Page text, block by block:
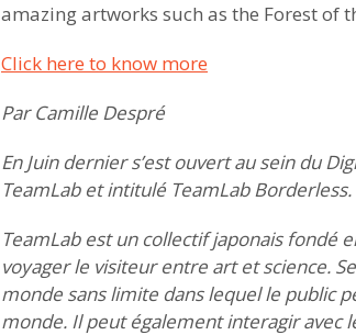
amazing artworks such as the Forest of
Click here to know more
Par Camille Despré
En Juin dernier s’est ouvert au sein du
TeamLab et intitulé TeamLab Borderless.
TeamLab est un collectif japonais fondé
voyager le visiteur entre art et science.
monde sans limite dans lequel le public
monde. Il peut également interagir